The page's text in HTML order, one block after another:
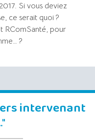
Si vous deviez
ce serait quoi ?
RComSanté, pour
?
intervenant